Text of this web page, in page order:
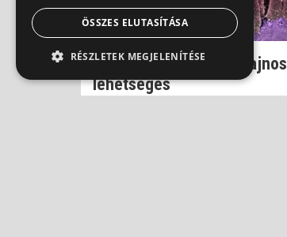
Hepatitisből májrák? Sajnos
lehetséges
ÖSSZES ELUTASÍTÁSA
RÉSZLETEK MEGJELENÍTÉSE